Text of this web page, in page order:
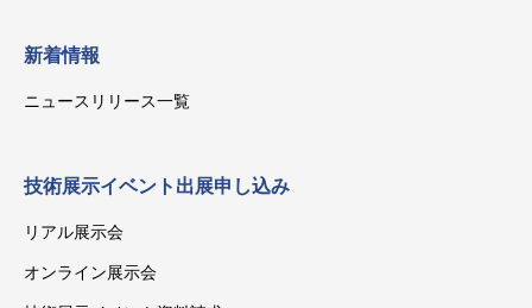
新着情報
ニュースリリース一覧
技術展示イベント出展申し込み
リアル展示会
オンライン展示会